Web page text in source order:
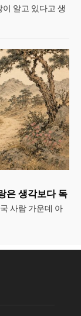
알고 있다고 생
은 생각보다 독
사람 가운데 아